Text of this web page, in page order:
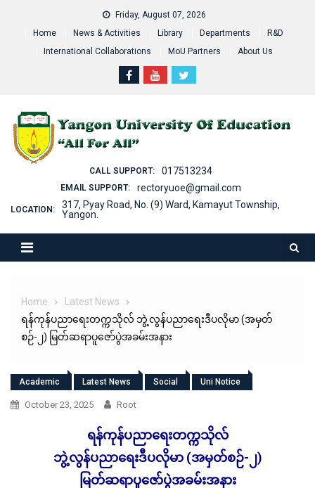
Friday, August 07, 2026
Home
News & Activities Library Departments
R&D
International Collaborations
MoU Partners About Us
CALL SUPPORT: 017513234
EMAIL SUPPORT: rectoryuoe@gmail.com
LOCATION:
317, Pyay Road, No. (9) Ward, Kamayut Township,
Yangon.
Home
Latest News
ရန်ကုန်ပညာရေးတက္ကသိုလ် ဘွဲ့လွန်ပညာရေးဒီပလိုမာ (အမှတ်
စဉ်-၂) မြတ်ဆရာပူဇော်ပွဲအခမ်းအနား
Academic Latest News Social Uni Notice
October 23, 2025 Root
ရန်ကုန်ပညာရေးတက္ကသိုလ်
ဘွဲ့လွန်ပညာရေးဒီပလိုမာ (အမှတ်စဉ်-၂)
မြတ်ဆရာပူဇော်ပွဲအခမ်းအနား